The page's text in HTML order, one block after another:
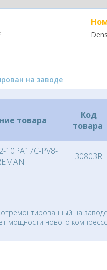
на заводе
товара
Код
товара
10PA17C-PV8-
30803R
на
мощности нового